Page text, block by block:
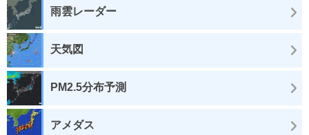
雨雲レーダー
天気図
PM2.5分布予測
アメダス